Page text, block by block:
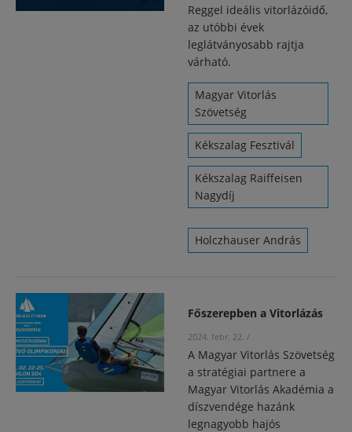
Reggel ideális vitorlázóidő,
az utóbbi évek
leglátványosabb rajtja
várható.
Magyar Vitorlás
Szövetség
Kékszalag Fesztivál
Kékszalag Raiffeisen
Nagydíj
Holczhauser András
Főszerepben a Vitorlázás
2024. febr. 22. /
A Magyar Vitorlás Szövetség
a stratégiai partnere a
Magyar Vitorlás Akadémia a
díszvendége hazánk
legnagyobb hajós